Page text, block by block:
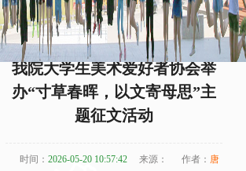
学生社团
当前位置: > 在校生与校友> 学生社团 > 正文
我院大学生美术爱好者协会举
办“寸草春晖，以文寄母思”主
题征文活动
时间：2026-05-20 10:57:42 来源： 作者： 唐